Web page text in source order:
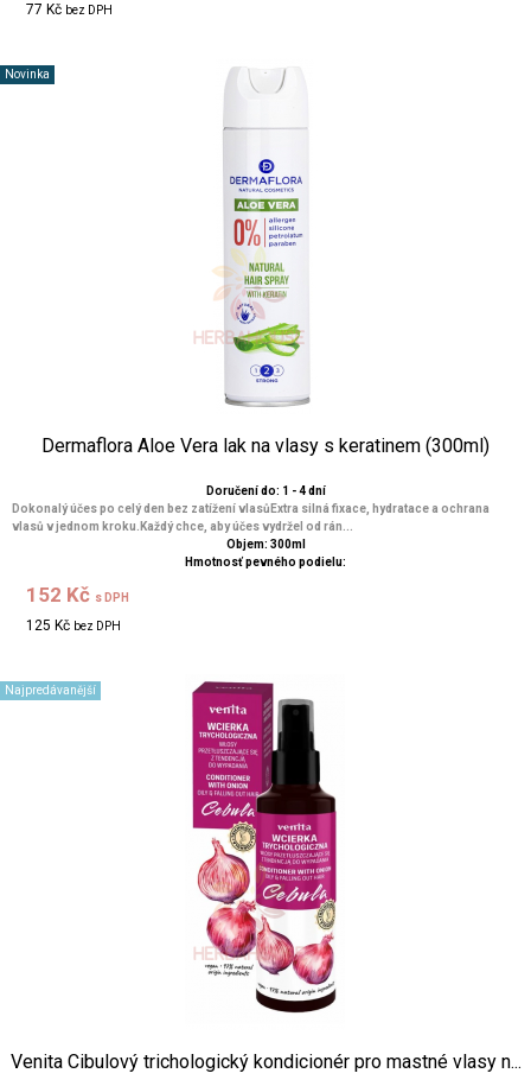
77 Kč bez DPH
Novinka
Dermaflora Aloe Vera lak na vlasy s keratinem (300ml)
Doručení do: 1 - 4 dní
Dokonalý účes po celý den bez zatížení vlasůExtra silná fixace, hydratace a ochrana
vlasů v jednom kroku.Každý chce, aby účes vydržel od rán...
Objem: 300ml
Hmotnosť pevného podielu:
152 Kč s DPH
125 Kč bez DPH
Najpredávanější
Venita ​Cibulový trichologický kondicionér pro mastné vlasy n...